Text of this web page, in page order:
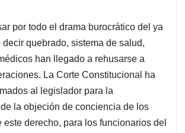
por todo el drama burocrático del ya
decir quebrado, sistema de salud,
han llegado a rehusarse a
La Corte Constitucional ha
al legislador para la
la objeción de conciencia de los
este derecho, para los funcionarios del